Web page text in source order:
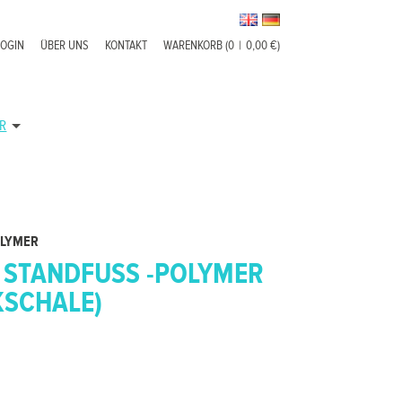
WARENKORB (0 | 0,00 €)
KONTAKT
ÜBER UNS
-POLYMER (